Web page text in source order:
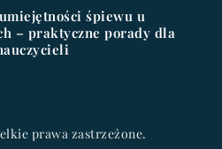
śpiewu u
– praktyczne porady dla
prawa zastrzeżone.